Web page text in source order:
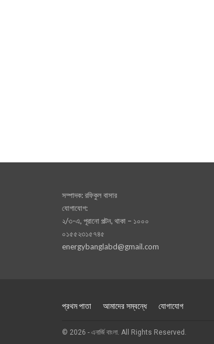
সম্পাদক: রফিকুল বাসার
যোগাযোগ:
২/৩-এ, পূরানো পল্টন, থাকা – ১০০০
০১৫৫২৩১৫৭৪৫
energybanglabd@gmail.com
প্রথম পাতা আমাদের সম্বন্ধে যোগাযোগ
© 2026 - এনার্জি বাংলা. All Rights Reserved.